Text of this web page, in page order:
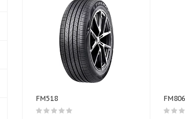
FM518 FM806